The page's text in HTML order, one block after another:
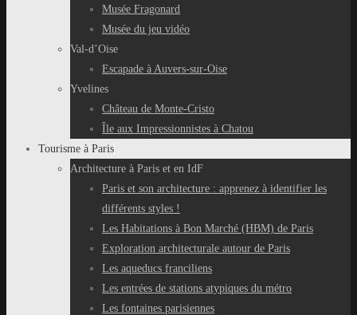
Musée Fragonard
Musée du jeu vidéo
Val-d’Oise
Escapade à Auvers-sur-Oise
Yvelines
Château de Monte-Cristo
Île aux Impressionnistes à Chatou
Tourisme à Paris
Architecture à Paris et en IdF
Paris et son architecture : apprenez à identifier les
différents styles !
Les Habitations à Bon Marché (HBM) de Paris
Exploration architecturale autour de Paris
Les aqueducs franciliens
Les entrées de stations atypiques du métro
Les fontaines parisiennes